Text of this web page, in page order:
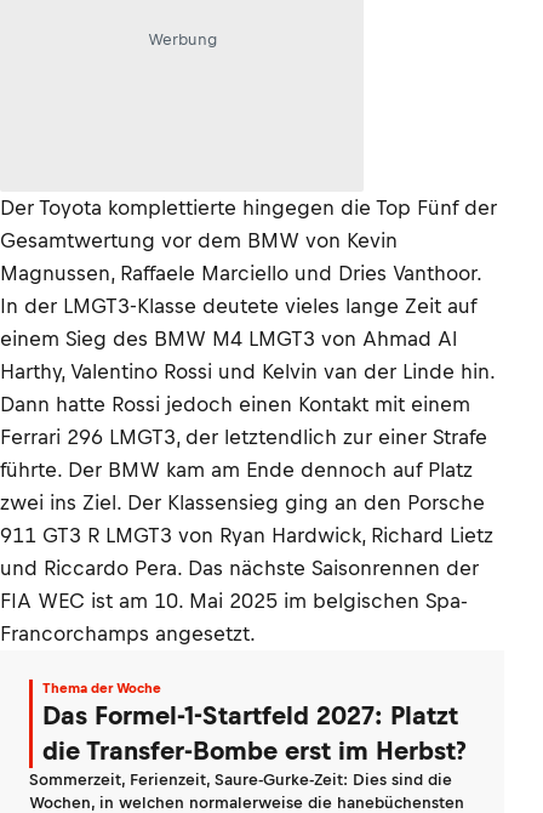
Werbung
Der Toyota komplettierte hingegen die Top Fünf der
Gesamtwertung vor dem BMW von Kevin
Magnussen, Raffaele Marciello und Dries Vanthoor.
In der LMGT3-Klasse deutete vieles lange Zeit auf
einem Sieg des BMW M4 LMGT3 von Ahmad Al
Harthy, Valentino Rossi und Kelvin van der Linde hin.
Dann hatte Rossi jedoch einen Kontakt mit einem
Ferrari 296 LMGT3, der letztendlich zur einer Strafe
führte. Der BMW kam am Ende dennoch auf Platz
zwei ins Ziel. Der Klassensieg ging an den Porsche
911 GT3 R LMGT3 von Ryan Hardwick, Richard Lietz
und Riccardo Pera. Das nächste Saisonrennen der
FIA WEC ist am 10. Mai 2025 im belgischen Spa-
Francorchamps angesetzt.
Thema der Woche
Das Formel-1-Startfeld 2027: Platzt
die Transfer-Bombe erst im Herbst?
Sommerzeit, Ferienzeit, Saure-Gurke-Zeit: Dies sind die
Wochen, in welchen normalerweise die hanebüchensten